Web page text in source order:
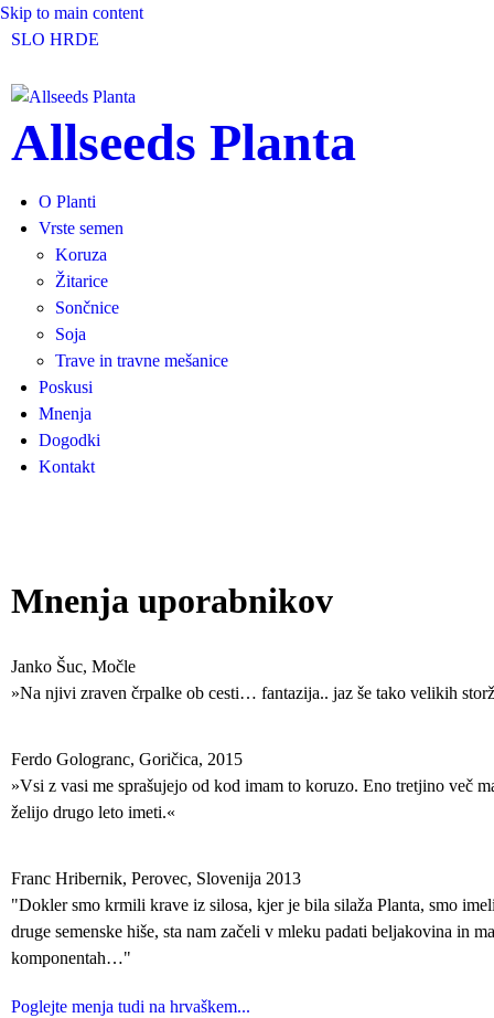
Skip to main content
SLO HRDE
Allseeds Planta
O Planti
Vrste semen
Koruza
Žitarice
Sončnice
Soja
Trave in travne mešanice
Poskusi
Mnenja
Dogodki
Kontakt
Mnenja uporabnikov
Janko Šuc, Močle
»Na njivi zraven črpalke ob cesti… fantazija.. jaz še tako velikih
Ferdo Gologranc, Goričica, 2015
»Vsi z vasi me sprašujejo od kod imam to koruzo. Eno tretjino več
želijo drugo leto imeti.«
Franc Hribernik, Perovec, Slovenija 2013
"Dokler smo krmili krave iz silosa, kjer je bila silaža Planta, smo
druge semenske hiše, sta nam začeli v mleku padati beljakovina in
komponentah…"
Poglejte menja tudi na hrvaškem...